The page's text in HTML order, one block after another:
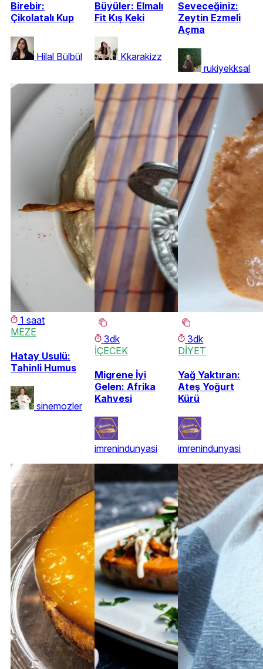
Birebir:
Çikolatalı Kup
Hilal Bülbül
Büyüler: Elmalı
Fit Kış Keki
Kkarakizz
Seveceğiniz:
Zeytin Ezmeli
Açma
rukiyekksal
1 saat
MEZE
Hatay Usulü:
Tahinli Humus
sinemozler
3dk
İÇECEK
Migrene İyi
Gelen: Afrika
Kahvesi
imrenindunyasi
3dk
DİYET
Yağ Yaktıran:
Ateş Yoğurt
Kürü
imrenindunyasi